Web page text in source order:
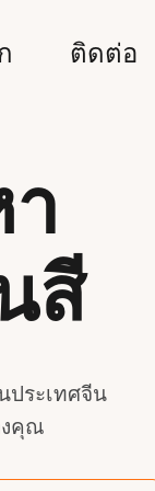
ติดต่อ
สี
ประเทศจีน
งคุณ